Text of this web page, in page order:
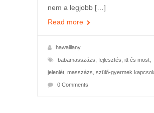
nem a legjobb […]
Read more
hawaiilany
babamasszázs fejlesztés itt és most,
jelenlét, masszázs szülő-gyermek
0 Comments